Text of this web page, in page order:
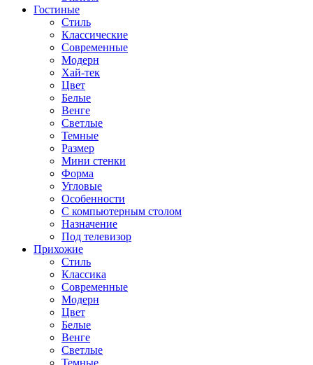
Гостиные
Стиль
Классические
Современные
Модерн
Хай-тек
Цвет
Белые
Венге
Светлые
Темные
Размер
Мини стенки
Форма
Угловые
Особенности
С компьютерным столом
Назначение
Под телевизор
Прихожие
Стиль
Классика
Современные
Модерн
Цвет
Белые
Венге
Светлые
Темные